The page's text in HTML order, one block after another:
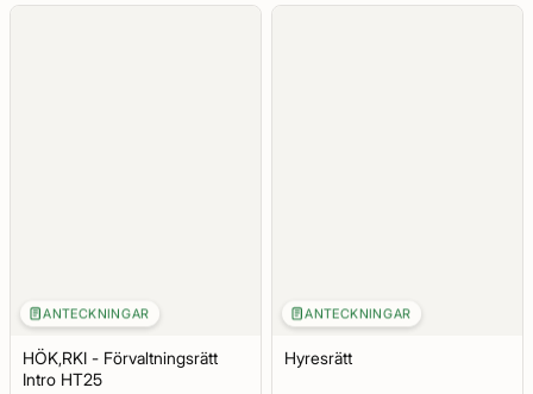
ANTECKNINGAR
HÖK,RKI - Förvaltningsrätt
Intro HT25
ANTECKNINGAR
Hyresrätt